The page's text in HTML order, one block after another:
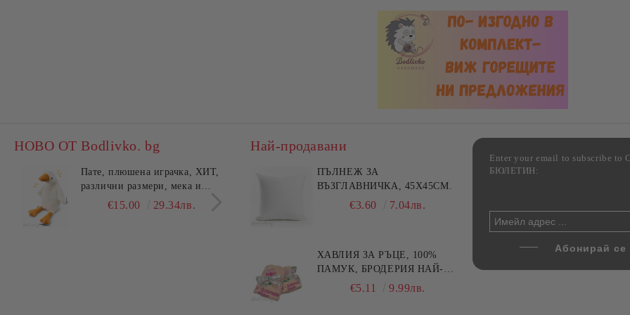
НОВО ОТ Bodlivko. bg
Пате, плюшена играчка, ХИТ,
различни размери, мека и
гушлива€15.00 29.34лв.
Калъфка за възглавница ,
едноцветна, 100% памук,
различни цветове по избор
€4.00 7.82лв.
Комплект за алкохолни
Най-продавани
ПЪЛНЕЖ ЗА
ВЪЗГЛАВНИЧКА, 45X45СМ.
€3.60 7.04лв.
ХАВЛИЯ ЗА РЪЦЕ, 100%
ПАМУК, БРОДЕРИЯ НАЙ-
ДОБАРАТА МАЙКА/БАБА ,
€5.11 9.99лв.
Enter your email to subscribe
БЮЛЕТИН: